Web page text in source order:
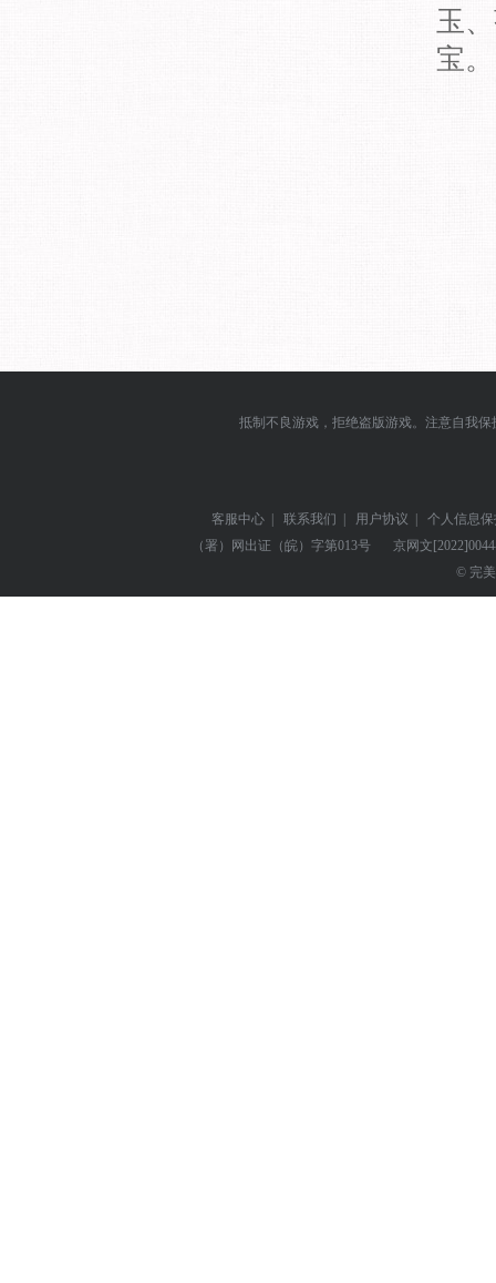
玉
宝。
抵制不良游戏，拒绝盗版游戏。注意自我
客服中心 | 联系我们 | 用户协议 |
个人信息
（署）网出证（皖）字第013号
京网文
© 完美